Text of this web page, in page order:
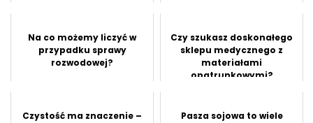
Na co możemy liczyć w
przypadku sprawy
rozwodowej?
Czy szukasz doskonałego
sklepu medycznego z
materiałami
opatrunkowymi?
Czystość ma znaczenie –
Pasza sojowa to wiele